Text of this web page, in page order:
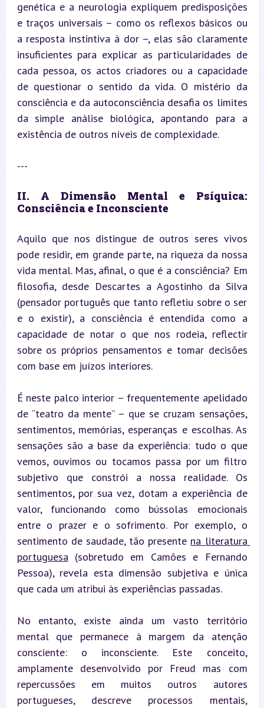
genética e a neurologia expliquem predisposições
e traços universais – como os reflexos básicos ou
a resposta instintiva à dor –, elas são claramente
insuficientes para explicar as particularidades de
cada pessoa, os actos criadores ou a capacidade
de questionar o sentido da vida. O mistério da
consciência e da autoconsciência desafia os limites
da simple análise biológica, apontando para a
existência de outros níveis de complexidade.
---
II. A Dimensão Mental e Psíquica:
Consciência e Inconsciente
Aquilo que nos distingue de outros seres vivos
pode residir, em grande parte, na riqueza da nossa
vida mental. Mas, afinal, o que é a consciência? Em
filosofia, desde Descartes a Agostinho da Silva
(pensador português que tanto refletiu sobre o ser
e o existir), a consciência é entendida como a
capacidade de notar o que nos rodeia, reflectir
sobre os próprios pensamentos e tomar decisões
com base em juízos interiores.
É neste palco interior – frequentemente apelidado
de “teatro da mente” – que se cruzam sensações,
sentimentos, memórias, esperanças e escolhas. As
sensações são a base da experiência: tudo o que
vemos, ouvimos ou tocamos passa por um filtro
subjetivo que constrói a nossa realidade. Os
sentimentos, por sua vez, dotam a experiência de
valor, funcionando como bússolas emocionais
entre o prazer e o sofrimento. Por exemplo, o
sentimento de saudade, tão presente na literatura
portuguesa (sobretudo em Camões e Fernando
Pessoa), revela esta dimensão subjetiva e única
que cada um atribui às experiências passadas.
No entanto, existe ainda um vasto território
mental que permanece à margem da atenção
consciente: o inconsciente. Este conceito,
amplamente desenvolvido por Freud mas com
repercussões em muitos outros autores
portugueses, descreve processos mentais,